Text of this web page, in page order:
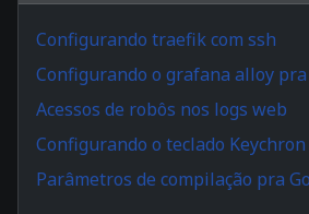
Configurando traefik com ssh
Configurando o grafana alloy
Acessos de robôs nos logs web
Configurando o teclado
Parâmetros de compilação pra